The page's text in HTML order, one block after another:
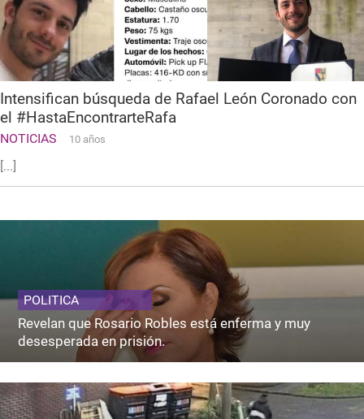
Intensifican búsqueda de Rafael León Coronado con
el #HastaEncontrarteRafa
NOTICIAS 10 años
[...]
POLITICA
Revelan que Rosario Robles está enferma y muy
desesperada en prisión.